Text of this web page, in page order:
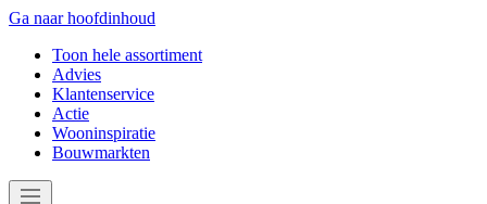
Ga naar hoofdinhoud
Toon hele assortiment
Advies
Klantenservice
Actie
Wooninspiratie
Bouwmarkten